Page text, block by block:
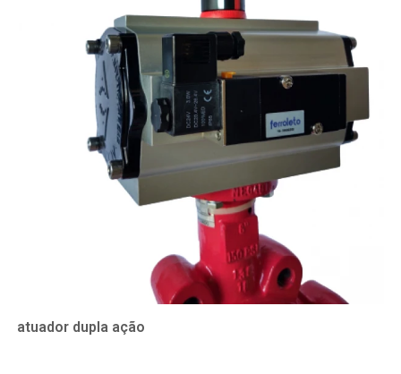
atuador dupla ação